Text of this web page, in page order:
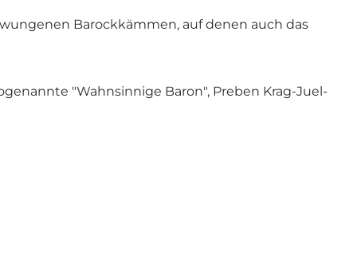
Barockkämmen, auf denen auch das
"Wahnsinnige Baron", Preben Krag-Juel-